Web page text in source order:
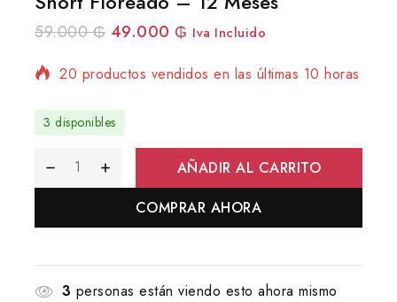
59.000₲ 49.000 ₲ Iva Incluido
20 productos vendidos en las últimas 10 horas
¡Se vende rápido! Más de 5 personas tienen
en su carrito
3 disponibles
AÑADIR AL CARRITO
COMPRAR AHORA
3 personas están viendo esto ahora mismo